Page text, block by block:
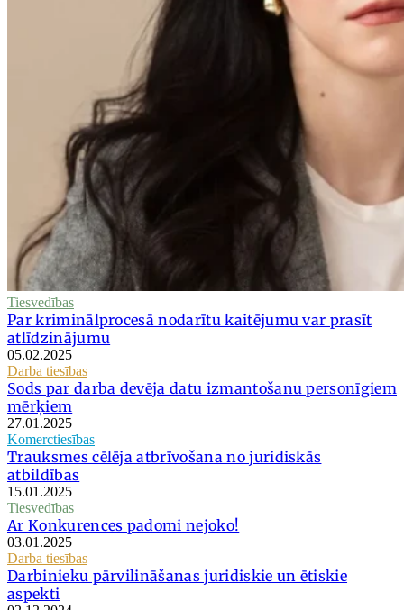
Tiesvedības
Par kriminālprocesā nodarītu kaitējumu var prasīt
atlīdzinājumu
05.02.2025
Darba tiesības
Sods par darba devēja datu izmantošanu personīgiem
mērķiem
27.01.2025
Komerctiesības
Trauksmes cēlēja atbrīvošana no juridiskās
atbildības
15.01.2025
Tiesvedības
Ar Konkurences padomi nejoko!
03.01.2025
Darba tiesības
Darbinieku pārvilināšanas juridiskie un ētiskie
aspekti